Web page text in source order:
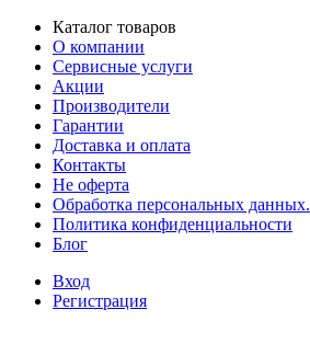
Каталог товаров
О компании
Сервисные услуги
Акции
Производители
Гарантии
Доставка и оплата
Контакты
Не оферта
Обработка персональных данных.
Политика конфиденциальности
Блог
Вход
Регистрация